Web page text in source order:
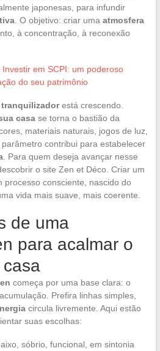
japonesas, para infundir
. O objetivo: criar uma atmosfera
à concentração, à reconexão
Investir em SCPI: um poderoso
do seu patrimônio
está crescendo.
casase torna o bastião da
materiais naturais, jogos de luz,
contribui para estabelecer
. Para quem deseja avançar nesse
o site Zen et Déco. Criar um
processo consciente, nascido do
vida mais suave, mais coerente.
de uma
para acalmar o
começa por uma base clara: o
Prefira linhas simples,
circula livremente. Aqui estão
suas escolhas:
sóbrio, funcional, em sintonia